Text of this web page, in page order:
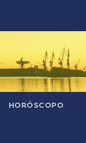
HORÓSCOPO